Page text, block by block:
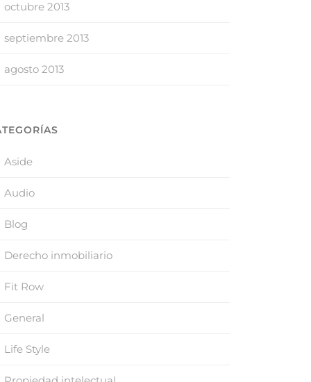
octubre 2013
septiembre 2013
agosto 2013
Aside
Audio
Blog
Derecho inmobiliario
Fit Row
General
Life Style